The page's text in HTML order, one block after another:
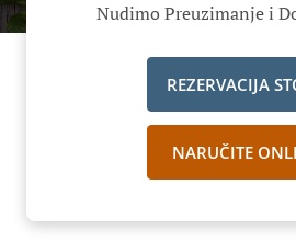
Nudimo Preuzimanje i
REZERVACIJA
NARUČITE